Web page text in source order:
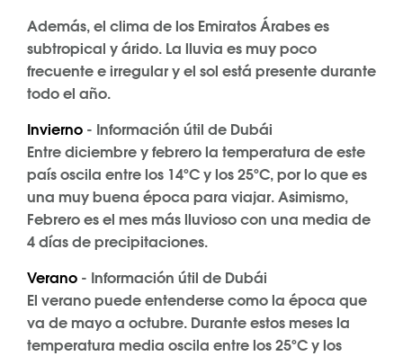
Además, el clima de los Emiratos Árabes es
subtropical y árido. La lluvia es muy poco
frecuente e irregular y el sol está presente durante
todo el año.
Invierno - Información útil de Dubái
Entre diciembre y febrero la temperatura de este
país oscila entre los 14ºC y los 25ºC, por lo que es
una muy buena época para viajar. Asimismo,
Febrero es el mes más lluvioso con una media de
4 días de precipitaciones.
Verano - Información útil de Dubái
El verano puede entenderse como la época que
va de mayo a octubre. Durante estos meses la
temperatura media oscila entre los 25ºC y los